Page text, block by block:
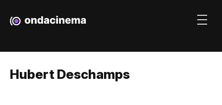
Hubert Deschamps